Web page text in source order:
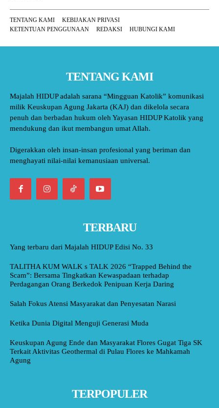
TENTANG KAMI
KEBIJAKAN PRIVASI
KETENTUAN PENGGUNAAN
REDAKSI HUBUNGI KAMI
TENTANG KAMI
Majalah HIDUP adalah sarana “Mingguan Katolik” komunikasi
milik Keuskupan Agung Jakarta (KAJ) dan dikelola secara
penuh dan berbadan hukum oleh Yayasan HIDUP Katolik yang
mendukung dan ikut membangun umat Allah.
Digerakkan oleh insan-insan profesional yang beriman dan
menghayati nilai-nilai kemanusiaan universal.
TERBARU
Yang terbaru dari Majalah HIDUP Edisi No. 33
TALITHA KUM WALK s TALK 2026 “Trapped Behind the
Scam”: Bersama Tingkatkan Kewaspadaan terhadap
Perdagangan Orang Berkedok Penipuan Kerja Daring
Salah Fokus Atensi Masyarakat dan Penyesatan Narasi
Ketika Dunia Digital Menguji Generasi Muda
Keuskupan Agung Ende dan Masyarakat Flores Gugat Tiga SK
Terkait Aktivitas Geothermal di Pulau Flores ke Mahkamah
Agung
TERPOPULER